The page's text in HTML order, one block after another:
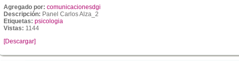
Agregado por: comunicacionesdgi
Descripción: Panel Carlos Alza_2
Etiquetas: psicologia
Vistas: 1144
[Descargar]